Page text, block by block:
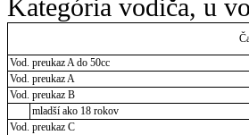
Kategória vodiča, u
Vod. preukaz A do 50cc
Vod. preukaz A
Vod. preukaz B
mladší ako 18 rokov
Vod. preukaz C